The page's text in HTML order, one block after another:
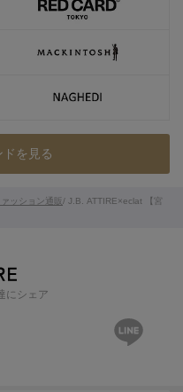
にシェア
を見る
ァッション通販/ J.B. ATTIRE×eclat 【宮